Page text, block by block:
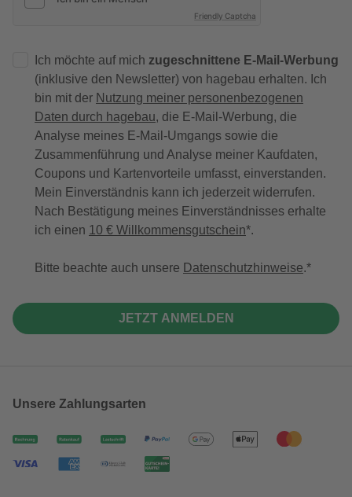
Friendly Captcha
Ich möchte auf mich zugeschnittene E-Mail-Werbung
(inklusive den Newsletter) von hagebau erhalten. Ich
bin mit der Nutzung meiner personenbezogenen
Daten durch hagebau, die E-Mail-Werbung, die
Analyse meines E-Mail-Umgangs sowie die
Zusammenführung und Analyse meiner Kaufdaten,
Coupons und Kartenvorteile umfasst, einverstanden.
Mein Einverständnis kann ich jederzeit widerrufen.
Nach Bestätigung meines Einverständnisses erhalte
ich einen 10 € Willkommensgutschein*.
Bitte beachte auch unsere Datenschutzhinweise.
JETZT ANMELDEN
Unsere Zahlungsarten